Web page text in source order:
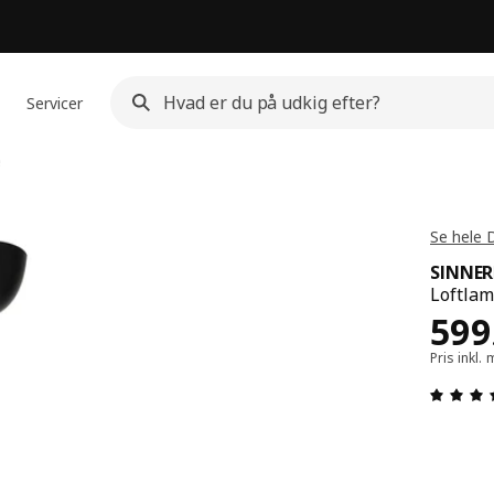
Servicer
Se hele
599
Pris
Pris inkl.